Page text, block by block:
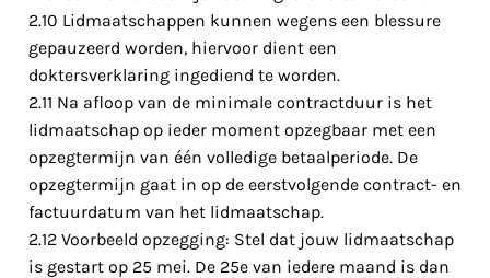
2.10 Lidmaatschappen kunnen wegens een blessure
gepauzeerd worden, hiervoor dient een
doktersverklaring ingediend te worden.
2.11 Na afloop van de minimale contractduur is het
lidmaatschap op ieder moment opzegbaar met een
opzegtermijn van één volledige betaalperiode. De
opzegtermijn gaat in op de eerstvolgende contract- en
factuurdatum van het lidmaatschap.
2.12 Voorbeeld opzegging: Stel dat jouw lidmaatschap
is gestart op 25 mei. De 25e van iedere maand is dan